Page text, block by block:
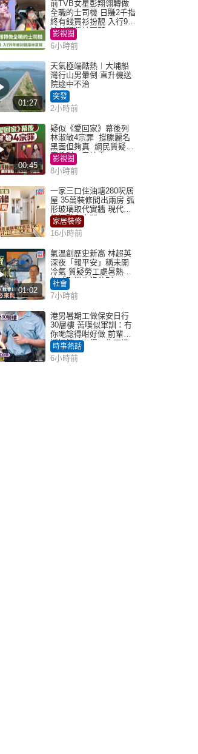
前TVB女星彭翔翎轉做
全職的士司機 日賺2千指
終有錢買衫扮靚 入行9年
被封翻版林夏薇
影視圈
6小時前
01:27
天氣極端酷熱︱大埔船
灣行山男暈倒 直升機送
院途中不治
突發
2小時前
00:45
疑似《愛回家》幕後列
林淑敏4宗罪 撐滕麗名
黑面但夠真 網民質疑：
真係咁一早被雪
影視圈
8小時前
一家三口住油塘280呎居
屋 35萬裝修間出兩房 弧
形玻璃取代實牆 現代神
枱櫃融入玄關
家居裝修
16小時前
01:02
氣溫創歷史新高 林超英
深夜「報平安」稱未開
冷氣 質疑勞工處暑熱警
告「取消也沒分別」
社會
7小時前
港男暑期工做保安日行
30層樓 苦嘆似軍訓：冇
你哋諗得咁好做 前輩傳
授搵筍工心得：你唔識
揀盤啫｜Juicy叮
時事熱話
6小時前